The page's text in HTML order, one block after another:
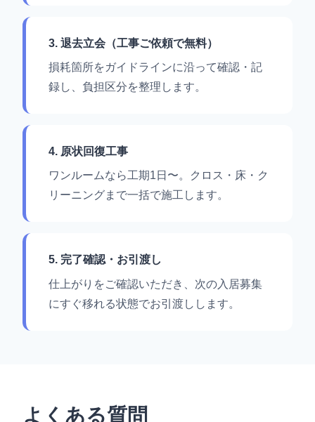
3. 退去立会（工事ご依頼で無料）
損耗箇所をガイドラインに沿って確認・記
録し、負担区分を整理します。
4. 原状回復工事
ワンルームなら工期1日〜。クロス・床・ク
リーニングまで一括で施工します。
5. 完了確認・お引渡し
仕上がりをご確認いただき、次の入居募集
にすぐ移れる状態でお引渡しします。
よくある質問